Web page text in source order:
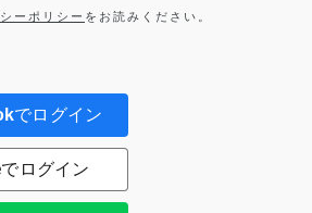
ーポリシー をお読みください。
でログイン
でログイン